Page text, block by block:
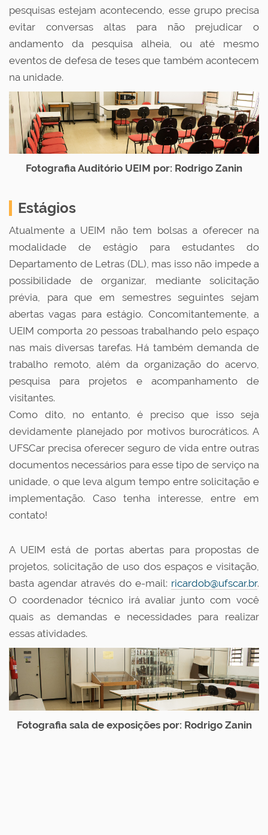
pesquisas estejam acontecendo, esse grupo precisa
evitar conversas altas para não prejudicar o
andamento da pesquisa alheia, ou até mesmo
eventos de defesa de teses que também acontecem
na unidade.
Fotografia Auditório UEIM por: Rodrigo Zanin
Estágios
Atualmente a UEIM não tem bolsas a oferecer na
modalidade de estágio para estudantes do
Departamento de Letras (DL), mas isso não impede a
possibilidade de organizar, mediante solicitação
prévia, para que em semestres seguintes sejam
abertas vagas para estágio. Concomitantemente, a
UEIM comporta 20 pessoas trabalhando pelo espaço
nas mais diversas tarefas. Há também demanda de
trabalho remoto, além da organização do acervo,
pesquisa para projetos e acompanhamento de
visitantes.
Como dito, no entanto, é preciso que isso seja
devidamente planejado por motivos burocráticos. A
UFSCar precisa oferecer seguro de vida entre outras
documentos necessários para esse tipo de serviço na
unidade, o que leva algum tempo entre solicitação e
implementação. Caso tenha interesse, entre em
contato!
A UEIM está de portas abertas para propostas de
projetos, solicitação de uso dos espaços e visitação,
basta agendar através do e-mail: ricardob@ufscar.br.
O coordenador técnico irá avaliar junto com você
quais as demandas e necessidades para realizar
essas atividades.
Fotografia sala de exposições por: Rodrigo Zanin